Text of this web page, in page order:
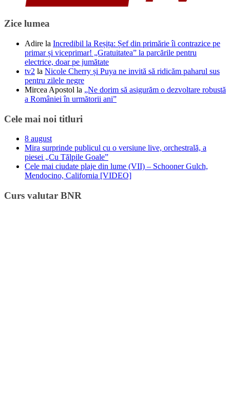
Zice lumea
Adire la Incredibil la Reșița: Șef din primărie îi contrazice pe
primar și viceprimar! „Gratuitatea” la parcările pentru
electrice, doar pe jumătate
tv2 la Nicole Cherry și Puya ne invită să ridicăm paharul sus
pentru zilele negre
Mircea Apostol la „Ne dorim să asigurăm o dezvoltare robustă
a României în următorii ani”
Cele mai noi titluri
8 august
Mira surprinde publicul cu o versiune live, orchestrală, a
piesei „Cu Tălpile Goale”
Cele mai ciudate plaje din lume (VII) – Schooner Gulch,
Mendocino, California [VIDEO]
Curs valutar BNR